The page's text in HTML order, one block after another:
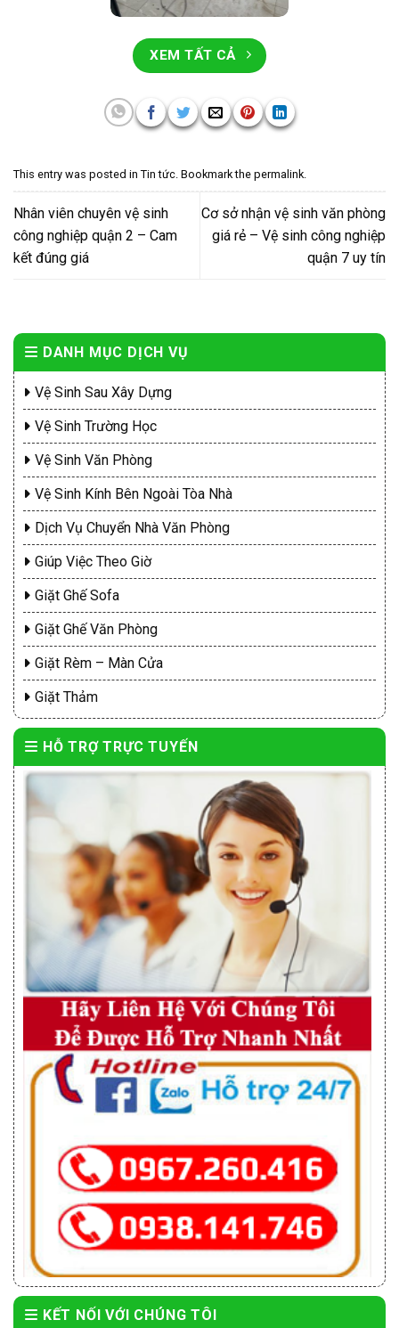
XEM TẤT CẢ
This entry was posted in Tin tức. Bookmark the permalink.
Nhân viên chuyên vệ sinh
công nghiệp quận 2 – Cam
kết đúng giá
Cơ sở nhận vệ sinh văn phòng
giá rẻ – Vệ sinh công nghiệp
quận 7 uy tín
DANH MỤC DỊCH VỤ
Vệ Sinh Sau Xây Dựng
Vệ Sinh Trường Học
Vệ Sinh Văn Phòng
Vệ Sinh Kính Bên Ngoài Tòa Nhà
Dịch Vụ Chuyển Nhà Văn Phòng
Giúp Việc Theo Giờ
Giặt Ghế Sofa
Giặt Ghế Văn Phòng
Giặt Rèm – Màn Cửa
Giặt Thảm
HỖ TRỢ TRỰC TUYẾN
KẾT NỐI VỚI CHÚNG TÔI